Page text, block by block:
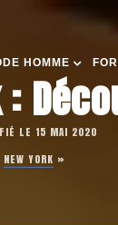
HOMME
LE 15 MAI 2020
NEW YORK »